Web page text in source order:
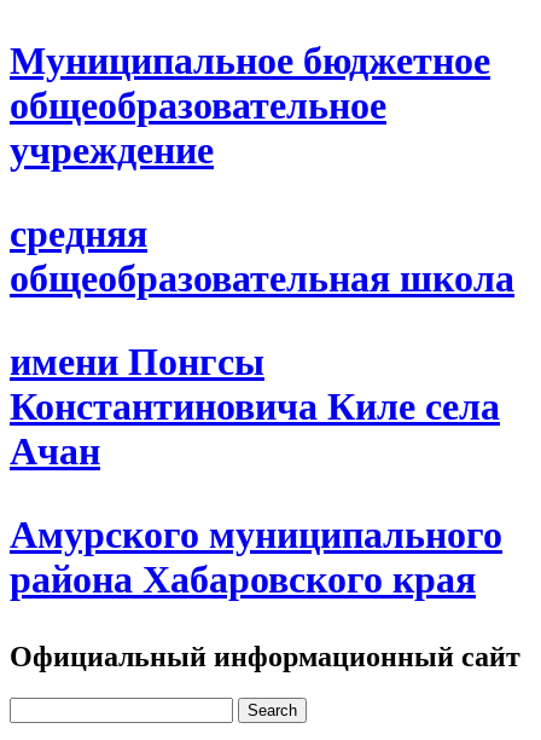
Муниципальное бюджетное
общеобразовательное
учреждение
средняя
общеобразовательная школа
имени Понгсы
Константиновича Киле села
Ачан
Амурского муниципального
района Хабаровского края
Официальный информационный сайт